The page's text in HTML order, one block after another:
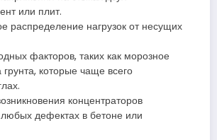
или плит.
распределение нагрузок от несущих
факторов, таких как морозное
грунта, которые чаще всего
концентраторов
дефектах в бетоне или